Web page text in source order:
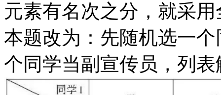
元素有名次之分，就采
本题改为：先随机选一
个同学当副宣传员，列